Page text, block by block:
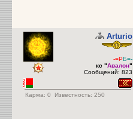
Arturio
-=РБ=-
кс "Авалон"
Сообщений: 823
Карма: 0 Известность: 250